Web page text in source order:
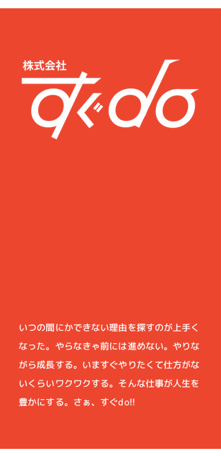
いつの間にかできない理由を探すのが上手く
なった。やらなきゃ前には進めない。やりな
がら成長する。いますぐやりたくて仕方がな
いくらいワクワクする。そんな仕事が人生を
豊かにする。さぁ、すぐdo!!